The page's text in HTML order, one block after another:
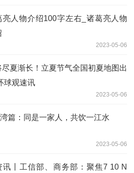
亮人物介绍100字左右_诸葛亮人物
2023-05-06
尽夏渐长！立夏节气全国初夏地图出
球观速讯
2023-05-06
篇：同是一家人，共饮一江水
2023-05-06
讯丨工信部、商务部：聚焦7 10 N